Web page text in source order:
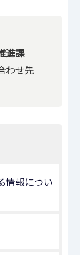
進課
わせ先
情報につい